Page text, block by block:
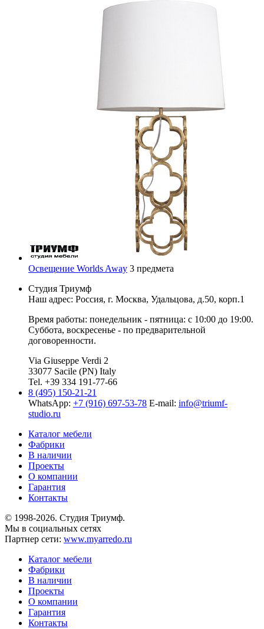
Освещение Worlds Away 3 предмета
Студия Триумф
Наш адрес: Россия, г. Москва, Удальцова, д.50, корп.1
Время работы: понедельник - пятница: с 10:00 до 19:00.
Суббота, воскресенье - по предварительной
договоренности.
Via Giuseppe Verdi 2
33077 Sacile (PN) Italy
Tel. +39 334 191-77-66
8 (495) 150-21-21
WhatsApp: +7 (916) 697-53-78 E-mail: info@triumf-
studio.ru
Каталог мебели
Фабрики
В наличии
Проекты
О компании
Гарантия
Контакты
© 1998-2026. Студия Триумф.
Мы в социальных сетях
Партнер сети: www.myarredo.ru
Каталог мебели
Фабрики
В наличии
Проекты
О компании
Гарантия
Контакты